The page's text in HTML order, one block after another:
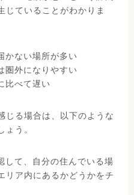
じていることがわかりま
かない場所が多い
圏外になりやすい
比べて遅い
じる場合は、以下のような
ょう。
して、自分の住んでいる場
リア内にあるかどうかをチ